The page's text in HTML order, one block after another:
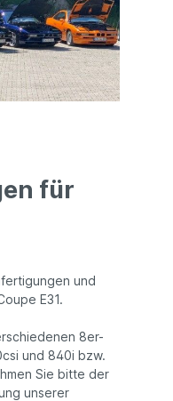
für
und
E31.
8er-
und 840i bzw.
Sie bitte der
unserer